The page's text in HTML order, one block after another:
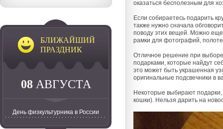
БЛИЖАЙШИЙ
ПРАЗДНИК
08 АВГУСТА
День физкультурника в России
оказаться бесполезным для
Если собираетесь подарить
также нужно сначала
поводу этих вещей. Можно еще
рамки для фотографий,
Отличное решение при
подарками, которые найдут
это может быть украшенная
оригинальные подсвечники в
Некоторые выбирают подарки,
кошки). Нельзя дарить на